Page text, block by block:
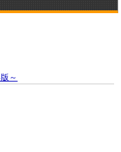
～